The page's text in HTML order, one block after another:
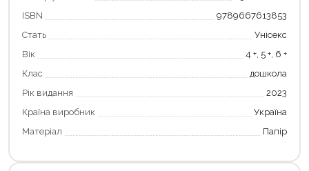
ISBN
9789667613853
Стать
Унісекс
Вік
4 +, 5 +, 6 +
Клас
дошкола
Рік видання
2023
Країна виробник
Україна
Матеріал
Папір
Продовжити покупки
Оформити замовлення